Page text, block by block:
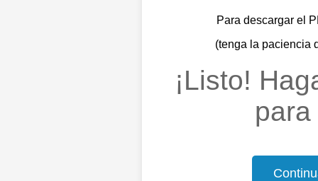
Para descargar el
(tenga la paciencia
¡Listo!